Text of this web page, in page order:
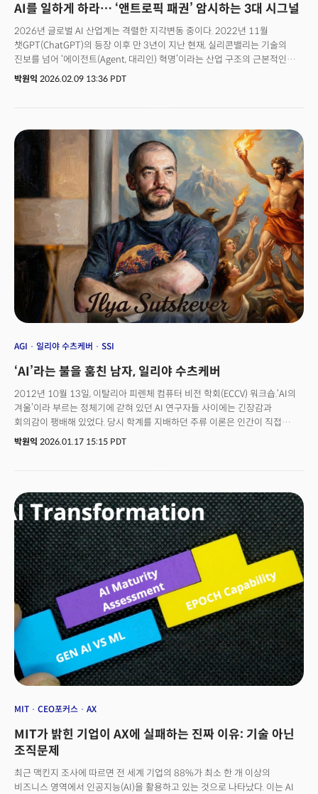
AI를 일하게 하라… ‘앤트로픽 패권’ 암시하는 3대 시그널
2026년 글로벌 AI 산업계는 격렬한 지각변동 중이다. 2022년 11월
챗GPT(ChatGPT)의 등장 이후 만 3년이 지난 현재, 실리콘밸리는 기술의
진보를 넘어 ‘에이전트(Agent, 대리인) 혁명’이라는 산업 구조의 근본적인
재편을 보고 있다. 이 혁명의 최전선에는 그동안 오픈AI(OpenAI)의 그늘에
넘어선다. 인간의 질문에 답하는 수동적 ‘조수(Assistant)’에서 복잡한 업무를
스스로 계획하고 실행, 완결하는 능동적 ‘디지털 노동자(Digital Worker)’로 AI
패러다임이 바뀌고 있다는 게 핵심이다.
박원익 2026.02.09 13:36 PDT
AGI 일리야 수츠케버 SSI
‘AI’라는 불을 훔친 남자, 일리야 수츠케버
2012년 10월 13일, 이탈리아 피렌체 컴퓨터 비전 학회(ECCV) 워크숍.‘AI의
겨울’이라 부르는 정체기에 갇혀 있던 AI 연구자들 사이에는 긴장감과
회의감이 팽배해 있었다. 당시 학계를 지배하던 주류 이론은 인간이 직접
알고리즘의 규칙을 설계하고 특징을 정의해야 한다는 것이었다. 기계가
활용한 캐나다 토론토 대학 ‘슈퍼비전(SuperVision)’팀이 제출한 결과가 전
세계 석학들의 눈을 의심하게 만든 것이다. 이 팀이 설계한 합성곱 신경망
(CNN) 모델 알렉스넷이 기록한 오류율은 15.3%. 당시 2위를 차지한 일본
연구팀의 오류율(26.2%)을 무려 10.9%포인트 앞서는 압도적인
격차였다. 기적 같은 승리의 배후에는 세 명의 남자가 있었다. 2024년 노벨
물리학상 수상자 제프리 힌튼 토론토대 교수와 그의 제자 알렉스
크리제브스키, 일리야 수츠케버(Ilya Sutskever)였다. 당시 20대 중반의
대학원생이었던 수츠케버는 두 개의 엔비디아 GPU를 연결해 밤낮없이
모델을 훈련시켰다. 데이터만 충분하다면 기계가 인간의 이미지 인식 능력을
능가할 수 있음을 증명한 것이다.그것은 ‘딥러닝(Deep Learning)’이라는
새로운 시대의 개막을 알리는 신호탄이자 일리야 수츠케버라는 천재가 전면에
등장하는 순간이었다.👉추론 AI 시대를 연 결정적 순간들, 그리고 미래
박원익 2026.01.17 15:15 PDT
MIT CEO포커스 AX
MIT가 밝힌 기업이 AX에 실패하는 진짜 이유: 기술 아닌
조직문제
최근 맥킨지 조사에 따르면 전 세계 기업의 88%가 최소 한 개 이상의
비즈니스 영역에서 인공지능(AI)을 활용하고 있는 것으로 나타났다. 이는 AI